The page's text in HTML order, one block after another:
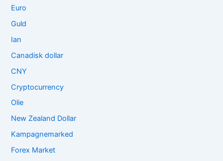
Euro
Guld
Ian
Canadisk dollar
CNY
Cryptocurrency
Olie
New Zealand Dollar
Kampagnemarked
Forex Market